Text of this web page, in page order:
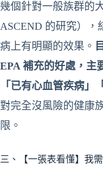
幾個針對一般族群的
ASCEND 的研究）
病上有明顯的效果。
EPA 補充的好處，主
「已有心血管疾病」
對完全沒風險的健康
限。
三、【一張表看懂】我